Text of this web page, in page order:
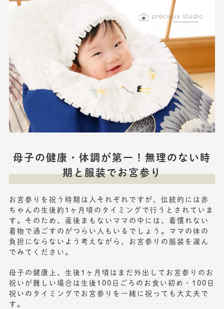
母子の健康・体調が第一！無理のない時
期と服装でお宮参り
お宮参りを祝う時期は人それぞれですが、伝統的には赤
ちゃんの生後約1ヶ月頃のタイミングで行うとされていま
す。そのため、産後まもないママの中には、着慣れない
着物で過ごすのがつらい人もいるでしょう。ママの体の
負担にならないよう考えながら、お宮参りの服装を選ん
でみてください。
母子の健康上、生後1ヶ月頃はまだ外出してお宮参りのお
祝いが難しい場合は生後100日ごろのお食い初め・100日
祝いのタイミングでお宮参りを一緒に祝っても大丈夫で
す。